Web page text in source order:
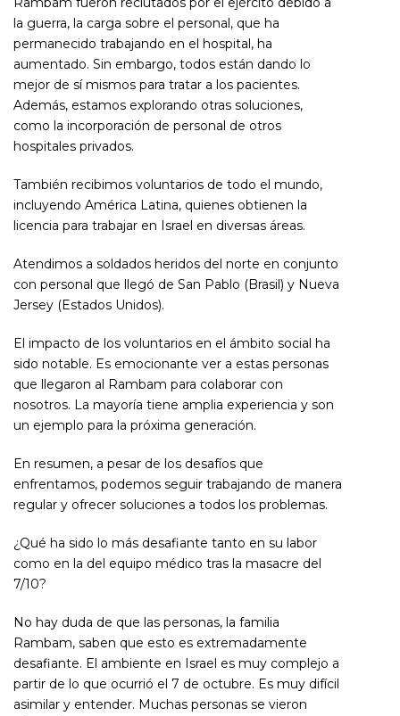
la guerra, la carga sobre el personal, que ha
permanecido trabajando en el hospital, ha
aumentado. Sin embargo, todos están dando lo
mejor de sí mismos para tratar a los pacientes.
Además, estamos explorando otras soluciones,
como la incorporación de personal de otros
hospitales privados.
También recibimos voluntarios de todo el mundo,
incluyendo América Latina, quienes obtienen la
licencia para trabajar en Israel en diversas áreas.
Atendimos a soldados heridos del norte en conjunto
con personal que llegó de San Pablo (Brasil) y Nueva
Jersey (Estados Unidos).
El impacto de los voluntarios en el ámbito social ha
sido notable. Es emocionante ver a estas personas
que llegaron al Rambam para colaborar con
nosotros. La mayoría tiene amplia experiencia y son
un ejemplo para la próxima generación.
En resumen, a pesar de los desafíos que
enfrentamos, podemos seguir trabajando de manera
regular y ofrecer soluciones a todos los problemas.
¿Qué ha sido lo más desafiante tanto en su labor
como en la del equipo médico tras la masacre del
7/10?
No hay duda de que las personas, la familia
Rambam, saben que esto es extremadamente
desafiante. El ambiente en Israel es muy complejo a
partir de lo que ocurrió el 7 de octubre. Es muy difícil
asimilar y entender. Muchas personas se vieron